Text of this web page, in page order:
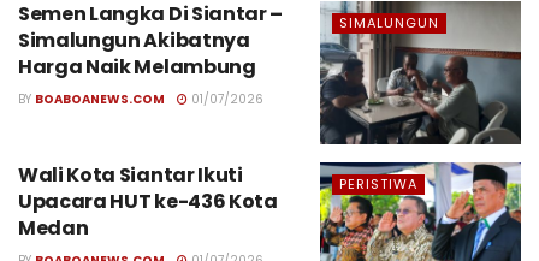
SIMALUNGUN
Semen Langka Di Siantar –
Simalungun Akibatnya
Harga Naik Melambung
BY BOABOANEWS.COM 01/07/2026
PERISTIWA
Wali Kota Siantar Ikuti
Upacara HUT ke-436 Kota
Medan